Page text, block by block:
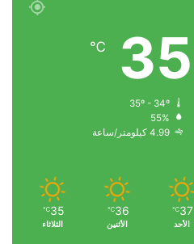
35
℃
55%
4.99 كيلومتر/ساعة
37
℃
الأحد
36
℃
الأثنين
35
℃
الثلاثاء